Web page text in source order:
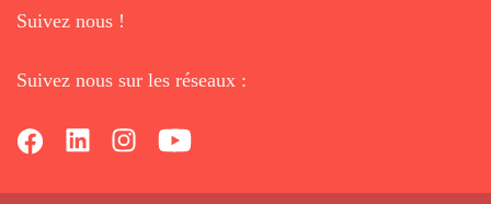
Suivez nous !
Suivez nous sur les réseaux :